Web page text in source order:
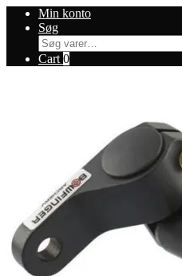
Min konto
Søg
Søg
efter:
Cart 0